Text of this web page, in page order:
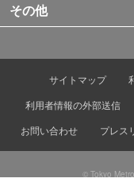
その他
サイトマップ
利用者情報の外部送信
お問い合わせ
プレス
© Tokyo